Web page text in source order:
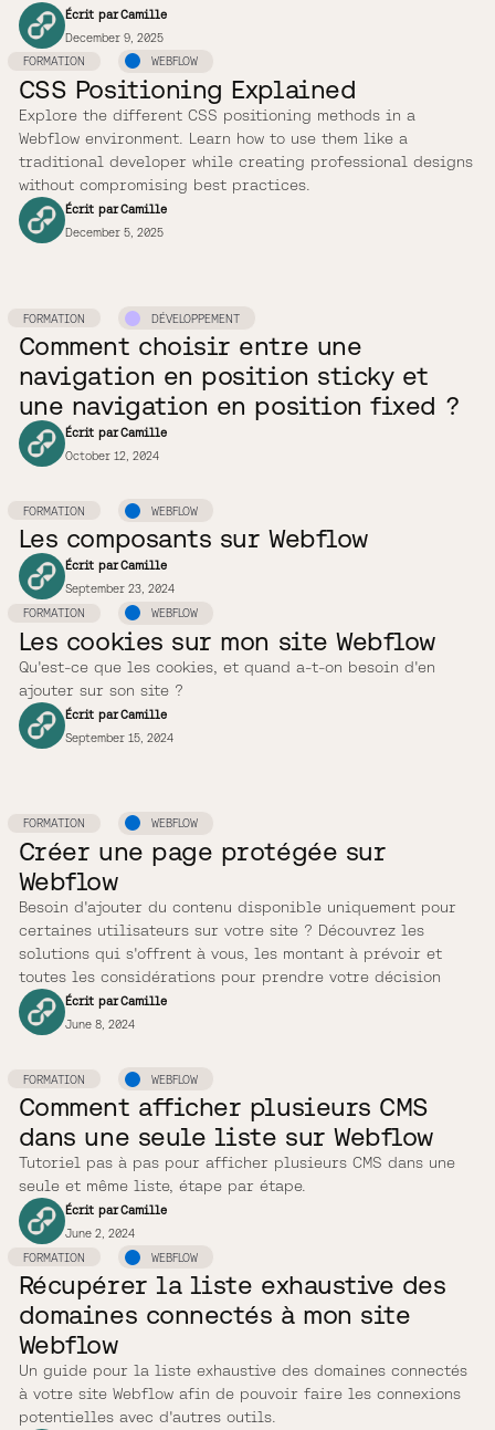
Écrit parCamille
December 9, 2025
FORMATION
WEBFLOW
CSS Positioning Explained
Explore the different CSS positioning methods in a
Webflow environment. Learn how to use them like a
traditional developer while creating professional designs
without compromising best practices.
Écrit parCamille
December 5, 2025
FORMATION DÉVELOPPEMENT
Comment choisir entre une
navigation en position sticky et
une navigation en position fixed ?
Écrit parCamille
October 12, 2024
FORMATION WEBFLOW
Les composants sur Webflow
Écrit parCamille
September 23, 2024
FORMATION
WEBFLOW
Les cookies sur mon site Webflow
Qu'est-ce que les cookies, et quand a-t-on besoin d'en
ajouter sur son site ?
Écrit parCamille
September 15, 2024
FORMATION WEBFLOW
Créer une page protégée sur
Webflow
Besoin d'ajouter du contenu disponible uniquement pour
certaines utilisateurs sur votre site ? Découvrez les
solutions qui s'offrent à vous, les montant à prévoir et
toutes les considérations pour prendre votre décision
Écrit parCamille
June 8, 2024
FORMATION WEBFLOW
Comment afficher plusieurs CMS
dans une seule liste sur Webflow
Tutoriel pas à pas pour afficher plusieurs CMS dans une
seule et même liste, étape par étape.
Écrit parCamille
June 2, 2024
FORMATION
WEBFLOW
Récupérer la liste exhaustive des
domaines connectés à mon site
Webflow
Un guide pour la liste exhaustive des domaines connectés
à votre site Webflow afin de pouvoir faire les connexions
potentielles avec d'autres outils.